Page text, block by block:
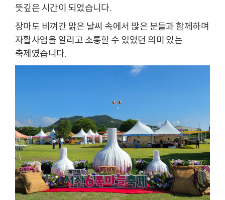
뜻깊은 시간이 되었습니다.
장마도 비껴간 맑은 날씨 속에서 많은 분들과 함께하며
자활사업을 알리고 소통할 수 있었던 의미 있는
축제였습니다.